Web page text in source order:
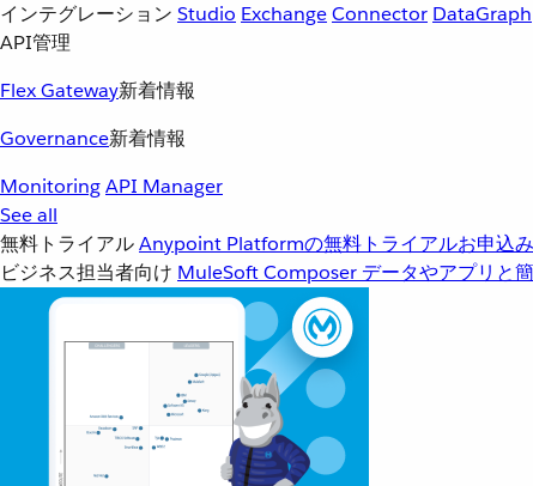
インテグレーション Studio ExchangeConnector DataGraph
API管理
Flex Gateway新着情報
Governance新着情報
MonitoringAPI Manager
See all
無料トライアルAnypoint Platformの無料トライアルお申込み
ビジネス担当者向け MuleSoft Composer データやアプリと